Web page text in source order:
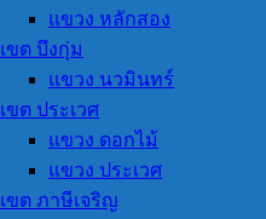
แขวง หลักสอง
เขต บึงกุ่ม
แขวง นวมินทร์
เขต ประเวศ
แขวง ดอกไม้
แขวง ประเวศ
เขต ภาษีเจริญ